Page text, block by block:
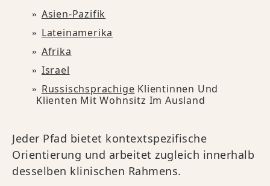
Asien-Pazifik
Lateinamerika
Afrika
Israel
Russischsprachige Klientinnen Und
Klienten Mit Wohnsitz Im Ausland
Jeder Pfad bietet kontextspezifische
Orientierung und arbeitet zugleich innerhalb
desselben klinischen Rahmens.